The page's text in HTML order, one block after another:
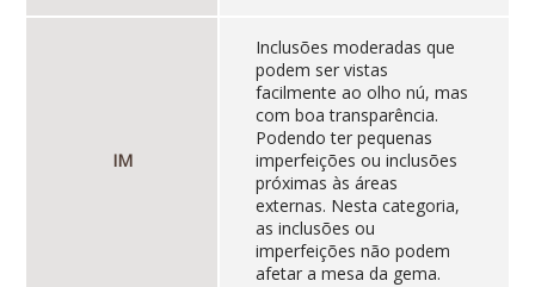
IM
Inclusões moderadas que
podem ser vistas
facilmente ao olho nú, mas
com boa transparência.
Podendo ter pequenas
imperfeições ou inclusões
próximas às áreas
externas. Nesta categoria,
as inclusões ou
imperfeições não podem
afetar a mesa da gema.